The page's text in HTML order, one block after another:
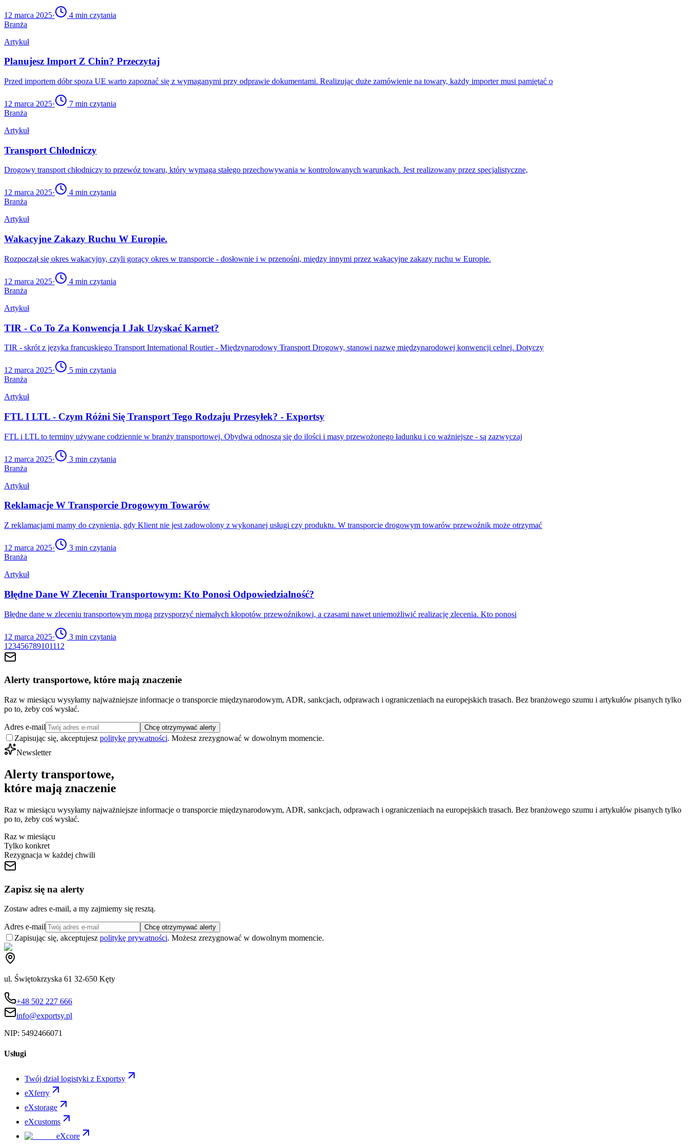
12 marca 2025· 4 min czytania
Branża
Artykuł
Planujesz Import Z Chin? Przeczytaj
Przed importem dóbr spoza UE warto zapoznać się z wymaganymi przy odprawie dokumentami. Realizując duże zamówienie na towary, każdy importer musi pamiętać o
12 marca 2025· 7 min czytania
Branża
Artykuł
Transport Chłodniczy
Drogowy transport chłodniczy to przewóz towaru, który wymaga stałego przechowywania w kontrolowanych warunkach. Jest realizowany przez specjalistyczne,
12 marca 2025· 4 min czytania
Branża
Artykuł
Wakacyjne Zakazy Ruchu W Europie.
Rozpoczął się okres wakacyjny, czyli gorący okres w transporcie - dosłownie i w przenośni, między innymi przez wakacyjne zakazy ruchu w Europie.
12 marca 2025· 4 min czytania
Branża
Artykuł
TIR - Co To Za Konwencja I Jak Uzyskać Karnet?
TIR - skrót z języka francuskiego Transport International Routier - Międzynarodowy Transport Drogowy, stanowi nazwę międzynarodowej konwencji celnej. Dotyczy
12 marca 2025· 5 min czytania
Branża
Artykuł
FTL I LTL - Czym Różni Się Transport Tego Rodzaju Przesyłek? - Exportsy
FTL i LTL to terminy używane codziennie w branży transportowej. Obydwa odnoszą się do ilości i masy przewożonego ładunku i co ważniejsze - są zazwyczaj
12 marca 2025· 3 min czytania
Branża
Artykuł
Reklamacje W Transporcie Drogowym Towarów
Z reklamacjami mamy do czynienia, gdy Klient nie jest zadowolony z wykonanej usługi czy produktu. W transporcie drogowym towarów przewoźnik może otrzymać
12 marca 2025· 3 min czytania
Branża
Artykuł
Błędne Dane W Zleceniu Transportowym: Kto Ponosi Odpowiedzialność?
Błędne dane w zleceniu transportowym mogą przysporzyć niemałych kłopotów przewoźnikowi, a czasami nawet uniemożliwić realizację zlecenia. Kto ponosi
12 marca 2025· 3 min czytania
1 23456789101112
Alerty transportowe, które mają znaczenie
Raz w miesiącu wysyłamy najważniejsze informacje o transporcie międzynarodowym, ADR, sankcjach, odprawach i ograniczeniach na europejskich trasach. Bez branżowego szumu i artykułów pisanych tylko
po to, żeby coś wysłać.
Adres e-mail Chcę otrzymywać alerty
Zapisując się, akceptujesz politykę prywatności. Możesz zrezygnować w dowolnym momencie.
Newsletter
Alerty transportowe,
które mają znaczenie
Raz w miesiącu wysyłamy najważniejsze informacje o transporcie międzynarodowym, ADR, sankcjach, odprawach i ograniczeniach na europejskich trasach. Bez branżowego szumu i artykułów pisanych tylko
po to, żeby coś wysłać.
Raz w miesiącu
Tylko konkret
Rezygnacja w każdej chwili
Zapisz się na alerty
Zostaw adres e-mail, a my zajmiemy się resztą.
Adres e-mail Chcę otrzymywać alerty
Zapisując się, akceptujesz politykę prywatności. Możesz zrezygnować w dowolnym momencie.
ul. Świętokrzyska 61 32-650 Kęty
+48 502 227 666
info@exportsy.pl
NIP: 5492466071
Usługi
Twój dział logistyki z Exportsy
eXferry
eXstorage
eXcustoms
eXcore